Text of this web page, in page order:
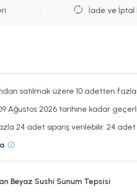
İade ve İptal
satılmak üzere 10 adetten
Ağustos 2026 tarihine kadar
24 adet sipariş verilebilir. 24 adet
Beyaz Sushi Sunum Tepsisi